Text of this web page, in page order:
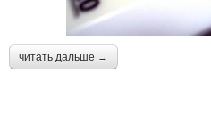
читать дальше →